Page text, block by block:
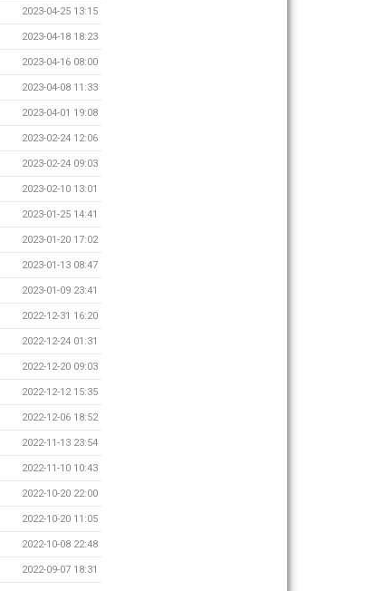
2023-04-25 13:15
2023-04-18 18:23
2023-04-16 08:00
2023-04-08 11:33
2023-04-01 19:08
2023-02-24 12:06
2023-02-24 09:03
2023-02-10 13:01
2023-01-25 14:41
2023-01-20 17:02
2023-01-13 08:47
2023-01-09 23:41
2022-12-31 16:20
2022-12-24 01:31
2022-12-20 09:03
2022-12-12 15:35
2022-12-06 18:52
2022-11-13 23:54
2022-11-10 10:43
2022-10-20 22:00
2022-10-20 11:05
2022-10-08 22:48
2022-09-07 18:31